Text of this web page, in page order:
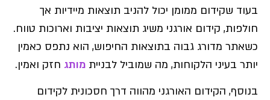
בעוד שקידום ממומן יכול להניב תוצאות מיידיות אך
חולפות, קידום אורגני משיג תוצאות יציבות וארוכות טווח.
כשאתר מדורג גבוה בתוצאות החיפוש, הוא נתפס כאמין
יותר בעיני הלקוחות, מה שמוביל לבניית מותג חזק ואמין.
בנוסף, הקידום האורגני מהווה דרך חסכונית לקידום